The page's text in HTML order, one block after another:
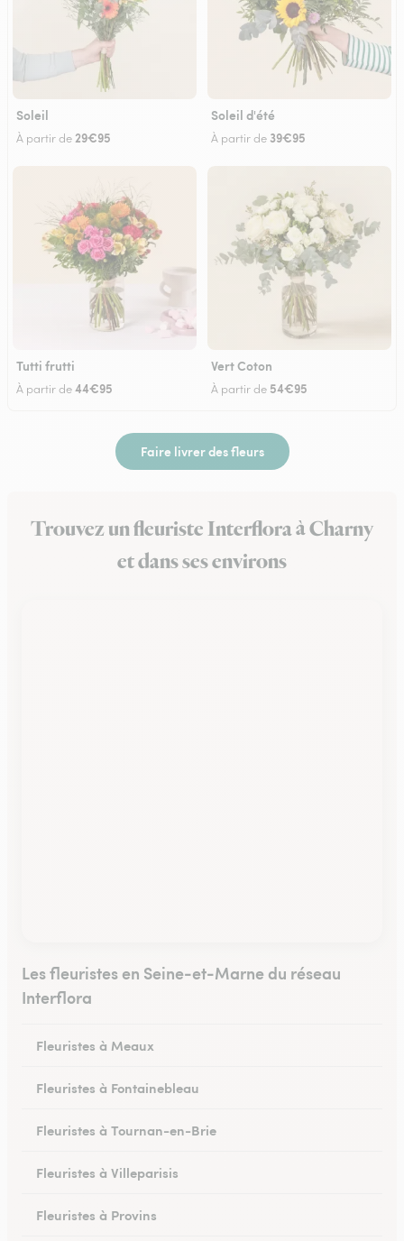
Soleil
À partir de29€95
Soleil d'été
À partir de 39€95
Tutti frutti
À partir de44€95
Vert Coton
À partir de 54€95
Faire livrer des fleurs
Trouvez un fleuriste Interflora à Charny
et dans ses environs
Les fleuristes en Seine-et-Marne du réseau
Interflora
Fleuristes à Meaux
Fleuristes à Fontainebleau
Fleuristes à Tournan-en-Brie
Fleuristes à Villeparisis
Fleuristes à Provins